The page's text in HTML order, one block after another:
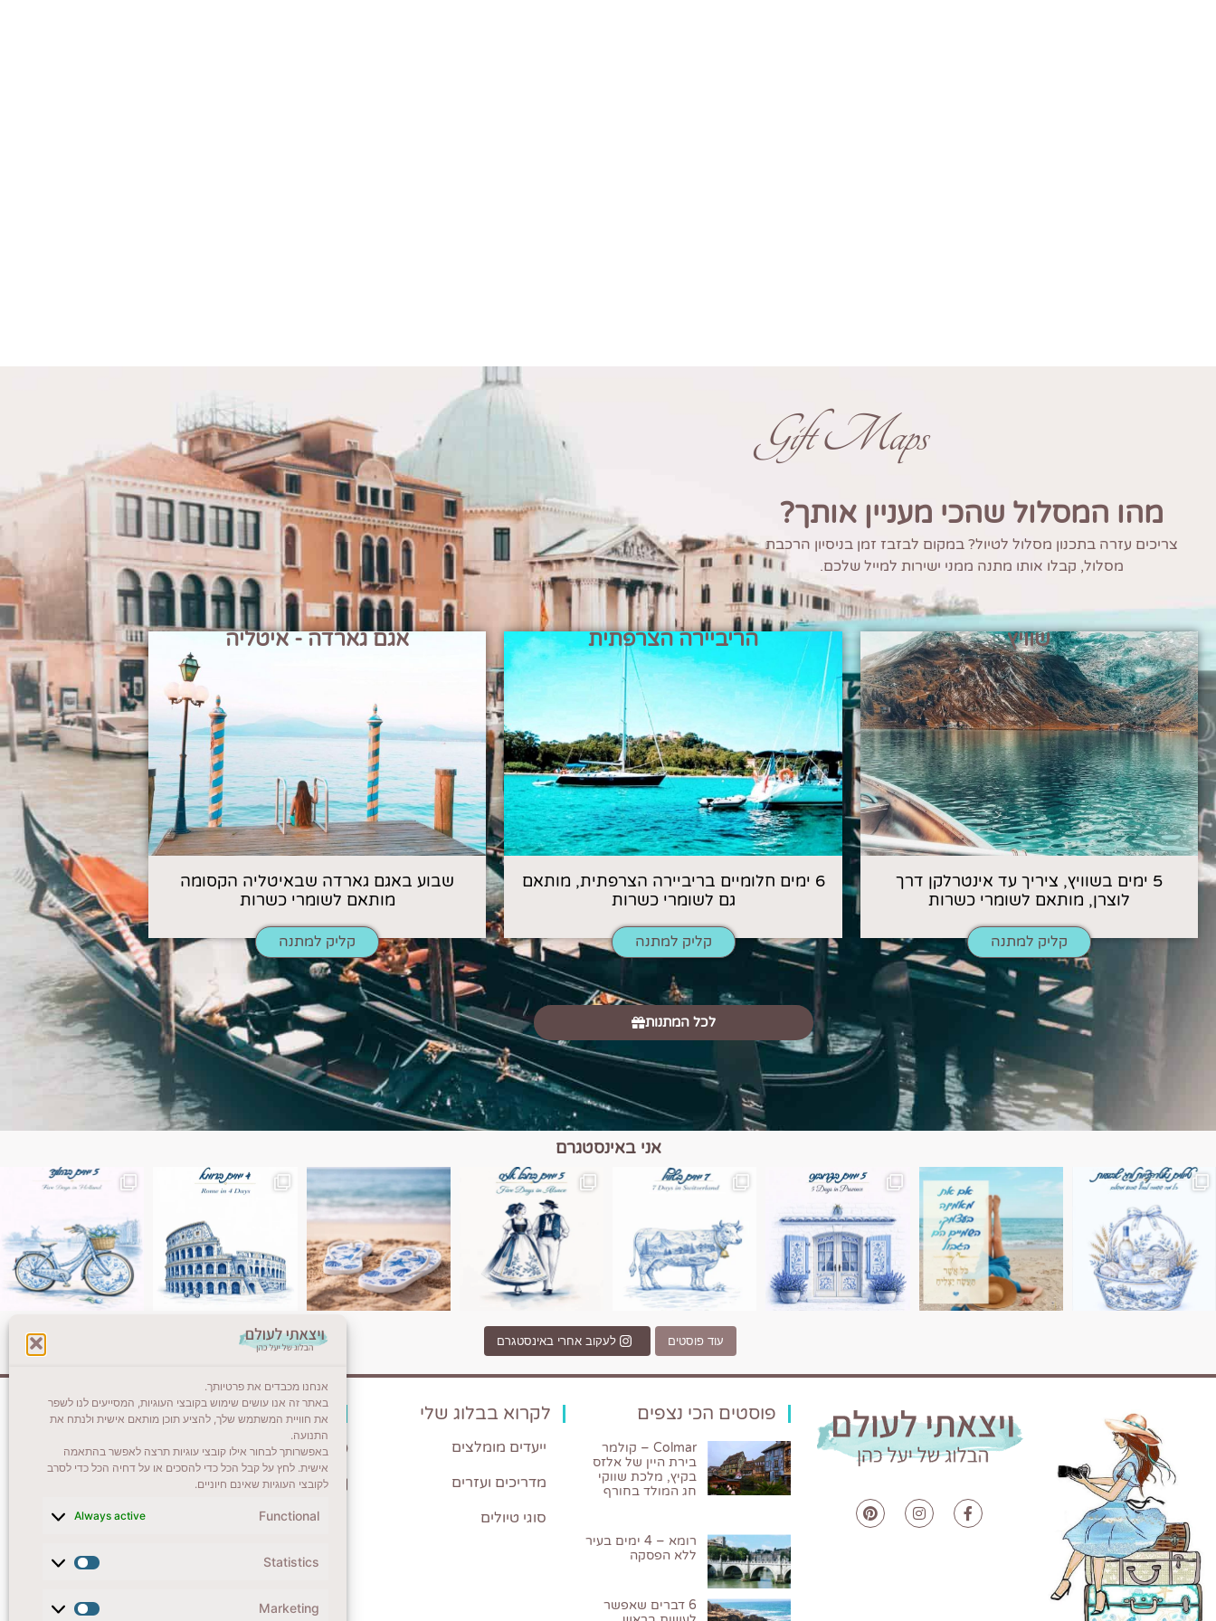
אנחנו מכבדים את פרטיותך.
באתר זה אנו עושים שימוש בקובצי העוגיות, המסייעים לנו לשפר
את חוויית המשתמש שלך, להציע תוכן מותאם אישית ולנתח את
התנועה.
באפשרותך לבחור אילו קובצי עוגיות תרצה לאפשר בהתאמה
אישית. לחץ על קבל הכל כדי להסכים או על דחיה הכל כדי לסרב
לקובצי העוגיות שאינם חיוניים.
Functional
Always active
Statistics
Marketing
Gift Maps
מהו המסלול שהכי מעניין אותך?
צריכים עזרה בתכנון מסלול לטיול? במקום לבזבז זמן בניסיון הרכבת
מסלול, קבלו אותו מתנה ממני ישירות למייל שלכם.
שוויץ
5 ימים בשוויץ, ציריך עד אינטרלקן דרך
לוצרן, מותאם לשומרי כשרות
קליק למתנה
הריביירה הצרפתית
6 ימים חלומיים בריביירה הצרפתית, מותאם
גם לשומרי כשרות
קליק למתנה
אגם גארדה - איטליה
שבוע באגם גארדה שבאיטליה הקסומה
מותאם לשומרי כשרות
קליק למתנה
לכל המתנות
אני באינסטגרם
השמים הם הגבול 💙🩵 טיול בין כפרים, יין ונופים בחבל אלזס צרפת
יש רגע כזה בחופשה שבו הכל נהיה פשוט יותר. החול, הי
יש ערים בעולם שמרגישות כמו מסע בזמן. רומא היא אחתInstagram post 18087423191462101
עוד פוסטים לעקוב אחרי באינסטגרם
פוסטים הכי נצפים
Colmar – קולמר
בירת היין של אלזס
בקיץ, מלכת שווקי
חג המולד בחורף
רומא – 4 ימים בעיר
ללא הפסקה
6 דברים שאפשר
לקרוא בבלוג שלי
ייעדים מומלצים
מדריכים ועזרים
סוגי טיולים
צרו קשר (לא בשבת)
לשליחת הודעת וואטסאפ
veyatsati.laolam@gmail.com